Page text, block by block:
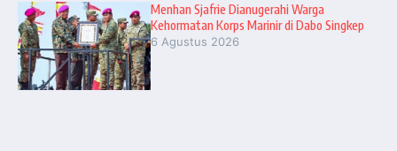
Menhan Sjafrie Dianugerahi Warga
Kehormatan Korps Marinir di Dabo Singkep
6 Agustus 2026